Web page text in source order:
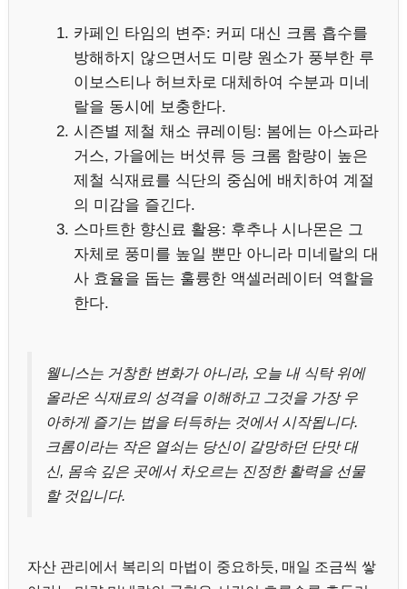
카페인 타임의 변주: 커피 대신 크롬 흡수를
방해하지 않으면서도 미량 원소가 풍부한 루
이보스티나 허브차로 대체하여 수분과 미네
랄을 동시에 보충한다.
시즌별 제철 채소 큐레이팅: 봄에는 아스파라
거스, 가을에는 버섯류 등 크롬 함량이 높은
제철 식재료를 식단의 중심에 배치하여 계절
의 미감을 즐긴다.
스마트한 향신료 활용: 후추나 시나몬은 그
자체로 풍미를 높일 뿐만 아니라 미네랄의 대
사 효율을 돕는 훌륭한 액셀러레이터 역할을
한다.
웰니스는 거창한 변화가 아니라, 오늘 내 식탁 위에
올라온 식재료의 성격을 이해하고 그것을 가장 우
아하게 즐기는 법을 터득하는 것에서 시작됩니다.
크롬이라는 작은 열쇠는 당신이 갈망하던 단맛 대
신, 몸속 깊은 곳에서 차오르는 진정한 활력을 선물
할 것입니다.
자산 관리에서 복리의 마법이 중요하듯, 매일 조금씩 쌓